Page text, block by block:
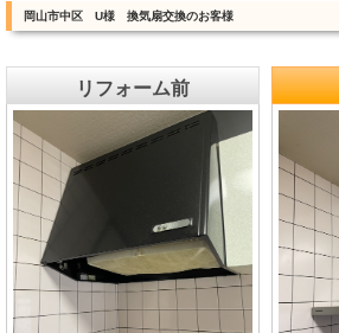
岡山市中区 U様 換気扇交換のお客様
リフォーム前